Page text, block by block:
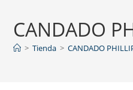
CANDADO
> Tienda > CANDADO